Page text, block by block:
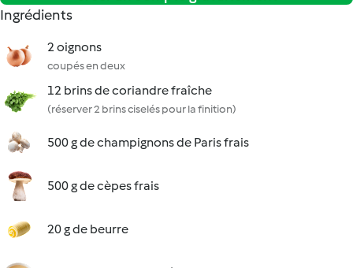
Ingrédients
2 oignons
coupés en deux
12 brins de coriandre fraîche
(réserver 2 brins ciselés pour la finition)
500 g de champignons de Paris frais
500 g de cèpes frais
20 g de beurre